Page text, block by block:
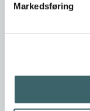
Markedsføring